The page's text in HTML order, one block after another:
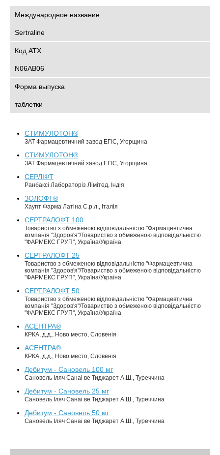
Международное название
Sertraline
Код АТХ
N06AB06
Форма выпуска
таблетки
СТИМУЛОТОН®
ЗАТ Фармацевтичний завод ЕГІС, Угорщина
СТИМУЛОТОН®
ЗАТ Фармацевтичний завод ЕГІС, Угорщина
СЕРЛІФТ
Ранбаксі Лабораторіз Лімітед, Індія
ЗОЛОФТ®
Хаупт Фарма Латіна С.р.л., Італія
СЕРТРАЛОФТ 100
Товариство з обмеженою відповідальністю "Фармацевтична
компанія "Здоров'я"/Товариство з обмеженою відповідальністю
"ФАРМЕКС ГРУП", Україна/Україна
СЕРТРАЛОФТ 25
Товариство з обмеженою відповідальністю "Фармацевтична
компанія "Здоров'я"/Товариство з обмеженою відповідальністю
"ФАРМЕКС ГРУП", Україна/Україна
СЕРТРАЛОФТ 50
Товариство з обмеженою відповідальністю "Фармацевтична
компанія "Здоров'я"/Товариство з обмеженою відповідальністю
"ФАРМЕКС ГРУП", Україна/Україна
АСЕНТРА®
КРКА, д.д., Ново место, Словенія
АСЕНТРА®
КРКА, д.д., Ново место, Словенія
Дебитум - Сановель 100 мг
Сановель Іляч Санаі ве Тиджарет А.Ш., Туреччина
Дебитум - Сановель 25 мг
Сановель Іляч Санаі ве Тиджарет А.Ш., Туреччина
Дебитум - Сановель 50 мг
Сановель Іляч Санаі ве Тиджарет А.Ш., Туреччина